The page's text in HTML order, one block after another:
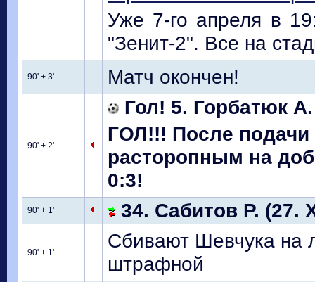
Уже 7-го апреля в
"Зенит-2". Все на
90' + 3' Матч окончен!
90' + 2'
Гол! 5. Горбатюк А.
ГОЛ!!! После
расторопным на
0:3!
90' + 1' 34. Сабитов Р. (27.
90' + 1'
Сбивают Шевчука на
штрафной